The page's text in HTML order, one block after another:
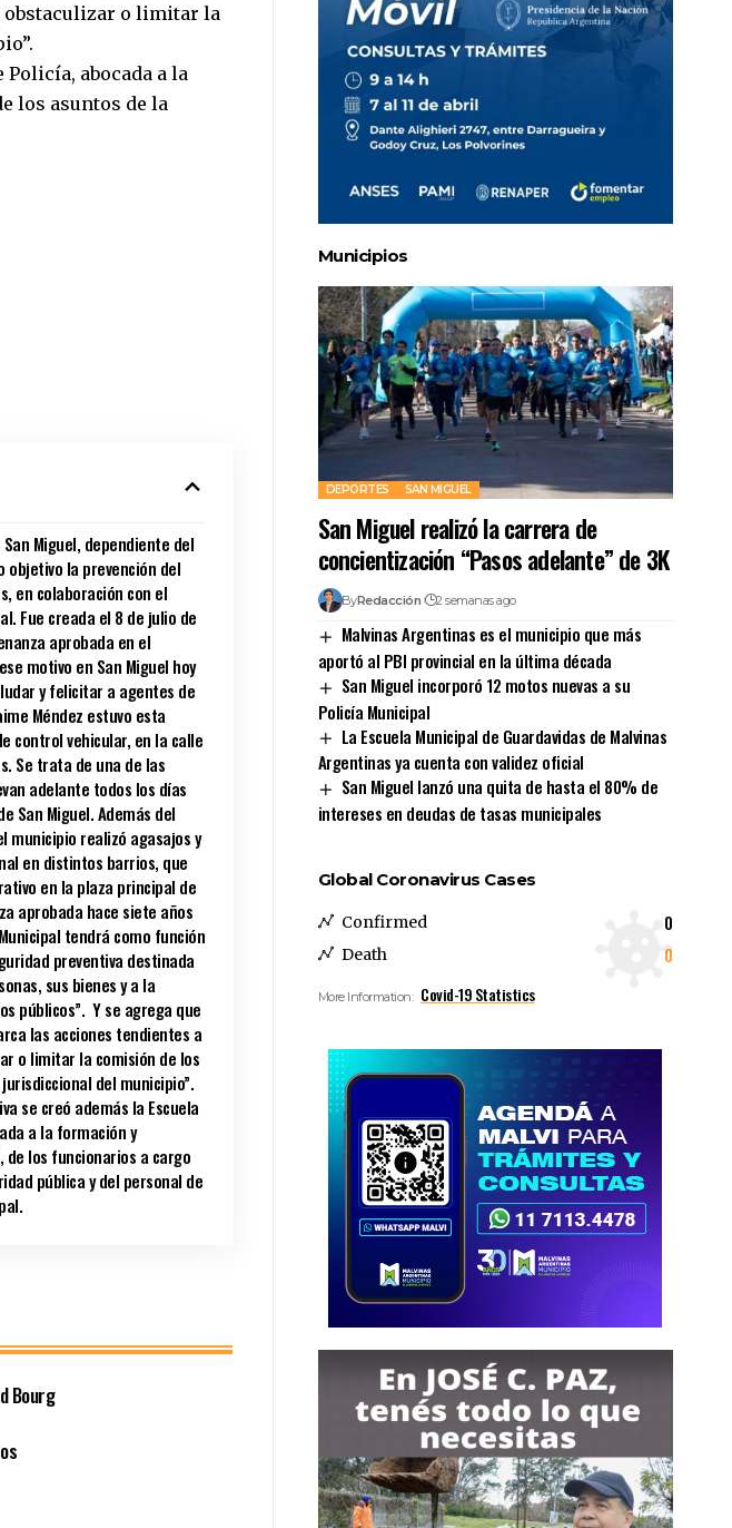
obstaculizar o limitar la
abocada a la
los asuntos de la
Miguel, dependiente del
objetivo la prevención del
en colaboración con el
Fue creada el 8 de julio de
aprobada en el
motivo en San Miguel hoy
y felicitar a agentes de
Méndez estuvo esta
control vehicular, en la calle
Se trata de una de las
adelante todos los días
San Miguel. Además del
municipio realizó agasajos y
en distintos barrios, que
en la plaza principal de
aprobada hace siete años
tendrá como función
preventiva destinada
sus bienes y a la
públicos”. Y se agrega que
las acciones tendientes a
o limitar la comisión de los
del municipio”.
se creó además la Escuela
a la formación y
los funcionarios a cargo
pública y del personal de
Bourg
Municipios
DEPORTES SAN MIGUEL
San Miguel realizó la carrera de
concientización “Pasos adelante” de 3K
ByRedacción 2 semanas ago
Malvinas Argentinas es el municipio que más
aportó al PBI provincial en la última década
San Miguel incorporó 12 motos nuevas a su
Policía Municipal
La Escuela Municipal de Guardavidas de Malvinas
Argentinas ya cuenta con validez oficial
San Miguel lanzó una quita de hasta el 80% de
intereses en deudas de tasas municipales
Global Coronavirus Cases
Confirmed 0
Death 0
More Information: Covid-19 Statistics